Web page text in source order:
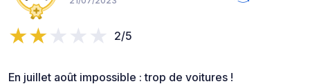
2/5
En juillet août impossible : trop de voitures !